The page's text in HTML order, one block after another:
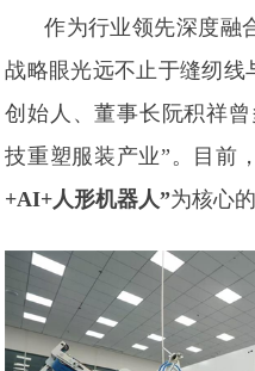
作为行业领先深度融
战略眼光远不止于缝纫线
创始人、董事长阮积祥
技重塑服装产业”。目前
+AI+人形机器人”为核心